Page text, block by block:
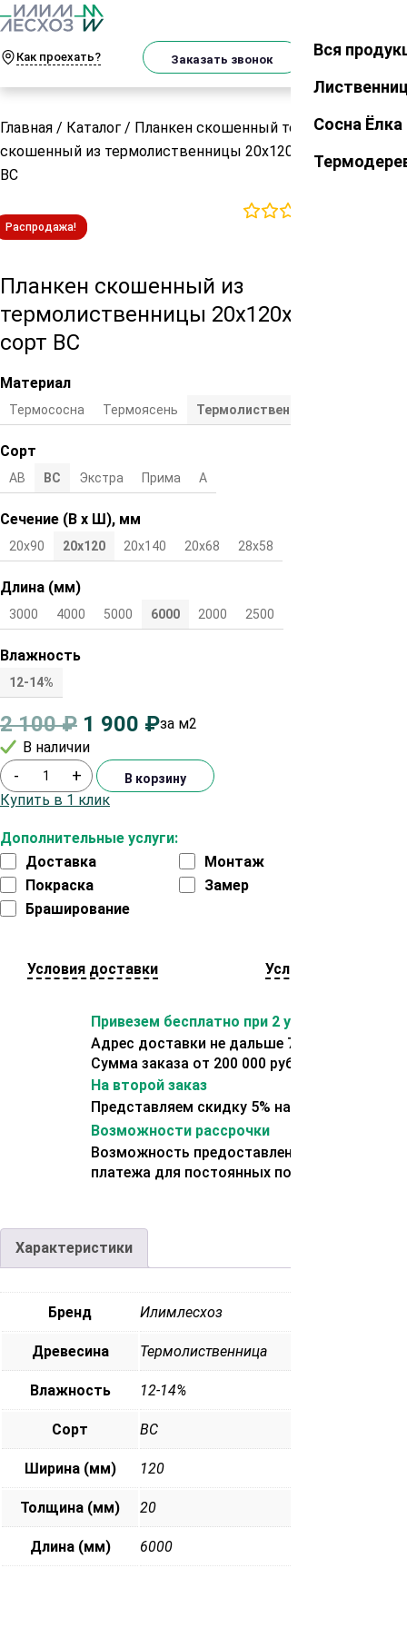
Как проехать? Заказать звонок Закрыть
Вся
Сосна Ёлка
Главная / Каталог / Планкен скошенный термо/Планкен
скошенный из термолиственницы 20х120х6000 мм сорт
ВС
Распродажа!
Планкен скошенный из
термолиственницы 20х120х6000 мм
сорт ВС
Материал
Термососна Термоясень Термолиственница
Сорт
АВ ВС Экстра Прима А
Сечение (В х Ш), мм
20х90 20х120 20х140 20х68 28х58
Длина (мм)
3000 4000 5000 6000 2000 2500
Влажность
12-14%
2 100₽ 1 900 ₽за м2
В наличии
Дополнительные услуги:
Доставка
Монтаж
Покраска
Замер
Браширование
- + В корзину
Купить в 1 клик
Условия доставки Условия оплаты
Привезем бесплатно при 2 условиях:
Адрес доставки не дальше 70 км от склада.
Сумма заказа от 200 000 рублей.
На второй заказ
Представляем скидку 5% на второй заказ
Возможности рассрочки
Возможность предоставления отсрочки
платежа для постоянных покупателей.
Характеристики
Бренд Илимлесхоз
Древесина Термолиственница
Влажность 12-14%
Сорт ВС
Ширина (мм) 120
Толщина (мм) 20
Длина (мм) 6000